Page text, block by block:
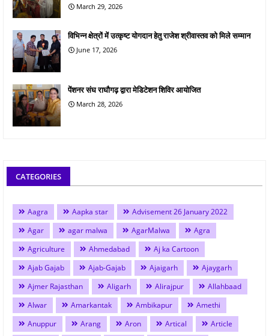
March 29, 2026
विभिन्न क्षेत्रों में उत्कृष्ट योगदान हेतु राजेश श्रीवास्तव को मिले सम्मान
June 17, 2026
पेंशनर संघ राघौगढ़ द्वारा मेडिटेशन शिविर आयोजित
March 28, 2026
CATEGORIES
Aagra Aapka star
Advisement 26 January 2022
Agar
agar malwa AgarMalwa
Agra
Agriculture
Ahmedabad
Aj ka Cartoon
Ajab Gajab
Ajab-Gajab Ajaigarh
Ajaygarh
Ajmer Rajasthan
Aligarh Alirajpur
Allahbaad
Alwar
Amarkantak Ambikapur
Amethi
Anuppur
Arang Aron Artical
Article